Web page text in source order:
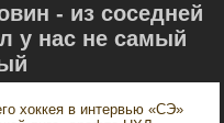
- из соседней
у нас не самый
хоккея в интервью «СЭ»